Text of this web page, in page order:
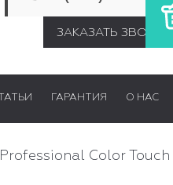
ЗАКАЗАТЬ ЗВОНОК
ГАРАНТИЯ О НАС
Color